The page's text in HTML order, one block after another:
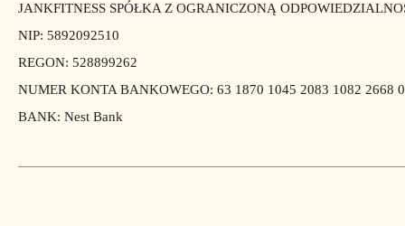
JANKFITNESS SPÓŁKA Z OGRANICZONĄ
NIP: 5892092510
REGON: 528899262
NUMER KONTA BANKOWEGO: 63 1870 1045 2083 1082 2668
BANK: Nest Bank